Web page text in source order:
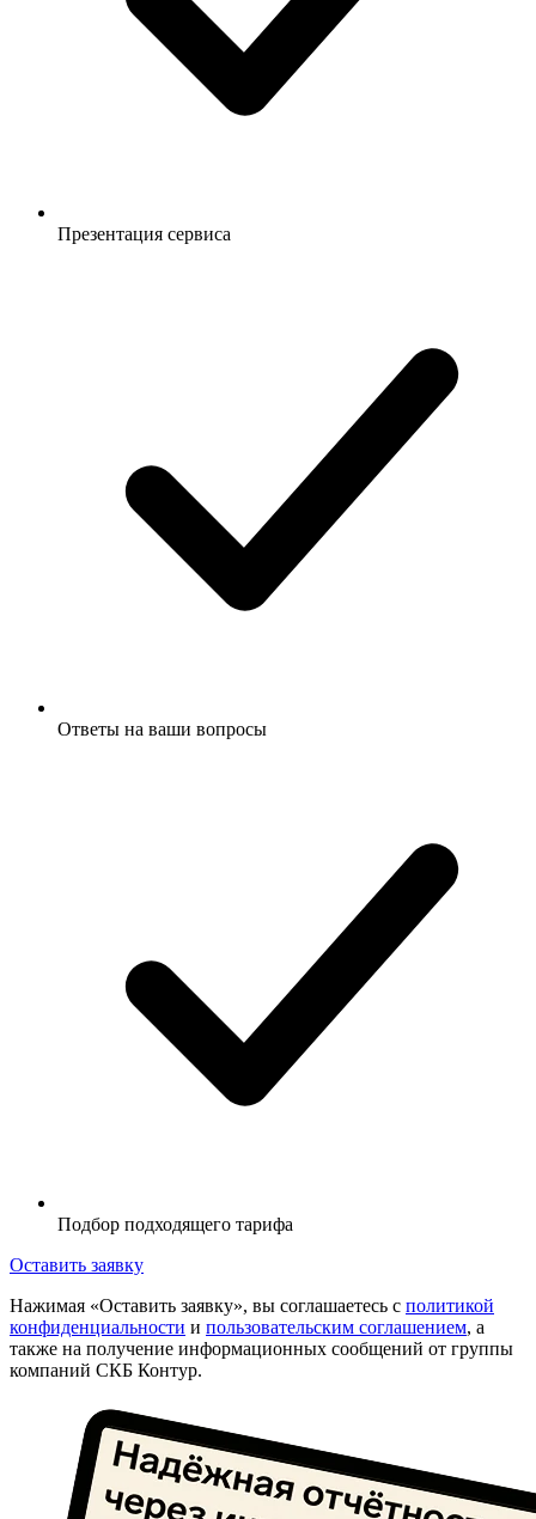
Презентация сервиса
Ответы на ваши вопросы
Подбор подходящего тарифа
Оставить заявку
Нажимая «Оставить заявку», вы соглашаетесь с политикой
конфиденциальности и пользовательским соглашением, а
также на получение информационных сообщений от группы
компаний СКБ Контур.